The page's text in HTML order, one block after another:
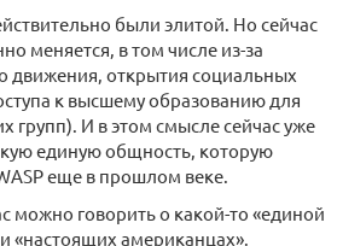
были элитой. Но сейчас
меняется, в том числе из-за
движения, открытия социальных
к высшему образованию для
групп). И в этом смысле сейчас уже
единую общность, которую
еще в прошлом веке.
можно говорить о какой-то «единой
«настоящих американцах».